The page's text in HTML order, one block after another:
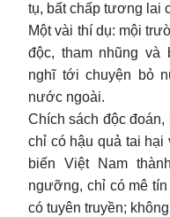
tụ, bất chấp tương lai
Một vài thí dụ: mội
độc, tham nhũng
nghĩ tới chuyện bỏ
nước ngoài.
Chích sách độc
chỉ có hậu quả tai
biến Việt Nam
ngưỡng, chỉ có mê
có tuyên truyền;